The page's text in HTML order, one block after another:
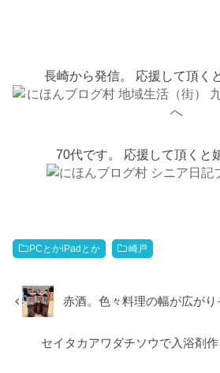
長崎から発信。 応援して頂く
70代です。 応援して頂くと
PCとかiPadとか 崎戸
赤酒。色々料理の幅が広がり
セイタカアワダチソウで入浴剤作